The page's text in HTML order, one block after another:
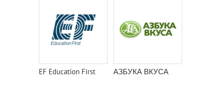
EF Education First АЗБУКА ВКУСА